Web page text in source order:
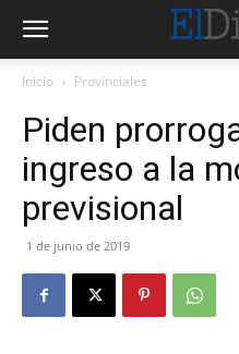
Inicio Provinciales
Piden
ingreso a la
previsional
1 de junio de 2019